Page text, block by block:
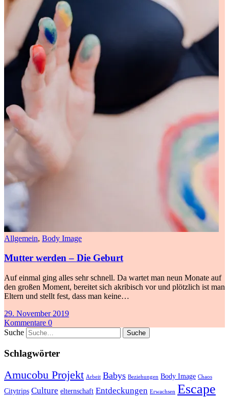
Allgemein, Body Image
Mutter werden – Die Geburt
Auf einmal ging alles sehr schnell. Da wartet man neun Monate auf
den großen Moment, bereitet sich akribisch vor und plötzlich ist man
Eltern und stellt fest, dass man keine…
29. November 2019
Kommentare 0
Suche
Schlagwörter
Amucobu Projekt Arbeit Babys Beziehungen Body Image Chaos
Citytrips Culture elternschaft Entdeckungen Erwachsen Escape